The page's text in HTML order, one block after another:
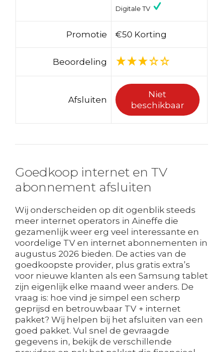
Digitale TV
Promotie €50 Korting
Beoordeling
Afsluiten
Niet
beschikbaar
Goedkoop internet en TV
abonnement afsluiten
Wij onderscheiden op dit ogenblik steeds
meer internet operators in Aineffe die
gezamenlijk weer erg veel interessante en
voordelige TV en internet abonnementen in
augustus 2026 bieden. De acties van de
goedkoopste provider, plus gratis extra’s
voor nieuwe klanten als een Samsung tablet
zijn eigenlijk elke maand weer anders. De
vraag is: hoe vind je simpel een scherp
geprijsd en betrouwbaar TV + internet
pakket? Wij helpen bij het afsluiten van een
goed pakket. Vul snel de gevraagde
gegevens in, bekijk de verschillende